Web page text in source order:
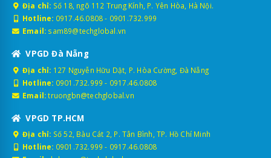
Địa chỉ: Số 18, ngõ 112 Trung Kính, P. Yên Hòa, Hà Nội.
Hotline: 0917.46.0808- 0901.732.999
Email: sam89@techglobal.vn
VPGD Đà Nẵng
Địa chỉ: 127 Nguyễn Hữu Dật, P. Hòa Cường, Đà Nẵng
Hotline: 0901.732.999 - 0917.46.0808
Email: truongbn@techglobal.vn
VPGD TP.HCM
Địa chỉ: Số 52, Bàu Cát 2, P. Tân Bình, TP. Hồ Chí Minh
Hotline: 0901.732.999 - 0917.46.0808